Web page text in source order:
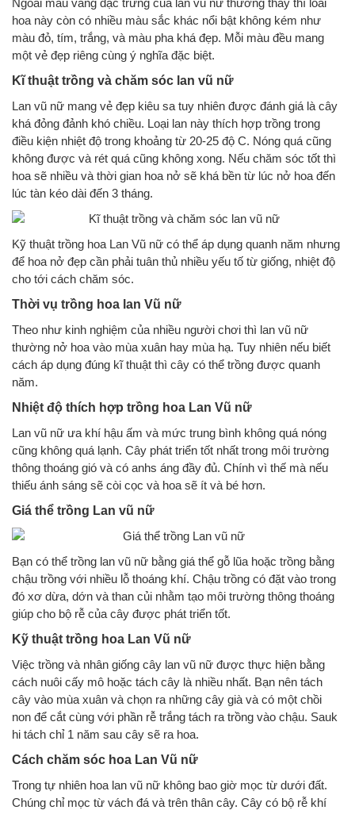
hoa này còn có nhiều màu sắc khác nổi bật không kém như
màu đỏ, tím, trắng, và màu pha khá đẹp. Mỗi màu đều mang
một vẻ đẹp riêng cùng ý nghĩa đặc biệt.
Kĩ thuật trồng và chăm sóc lan vũ nữ
Lan vũ nữ mang vẻ đẹp kiêu sa tuy nhiên được đánh giá là cây
khá đỏng đảnh khó chiều. Loại lan này thích hợp trồng trong
điều kiện nhiệt độ trong khoảng từ 20-25 độ C. Nóng quá cũng
không được và rét quá cũng không xong. Nếu chăm sóc tốt thì
hoa sẽ nhiều và thời gian hoa nở sẽ khá bền từ lúc nở hoa đến
lúc tàn kéo dài đến 3 tháng.
Kỹ thuật trồng hoa Lan Vũ nữ có thể áp dụng quanh năm nhưng
để hoa nở đẹp cần phải tuân thủ nhiều yếu tố từ giống, nhiệt độ
cho tới cách chăm sóc.
Thời vụ trồng hoa lan Vũ nữ
Theo như kinh nghiệm của nhiều người chơi thì lan vũ nữ
thường nở hoa vào mùa xuân hay mùa hạ. Tuy nhiên nếu biết
cách áp dụng đúng kĩ thuật thì cây có thể trồng được quanh
năm.
Nhiệt độ thích hợp trồng hoa Lan Vũ nữ
Lan vũ nữ ưa khí hậu ấm và mức trung bình không quá nóng
cũng không quá lạnh. Cây phát triển tốt nhất trong môi trường
thông thoáng gió và có anhs áng đầy đủ. Chính vì thế mà nếu
thiếu ánh sáng sẽ còi cọc và hoa sẽ ít và bé hơn.
Giá thể trồng Lan vũ nữ
Bạn có thể trồng lan vũ nữ bằng giá thể gỗ lũa hoặc trồng bằng
chậu trồng với nhiều lỗ thoáng khí. Chậu trồng có đặt vào trong
đó xơ dừa, dớn và than củi nhằm tạo môi trường thông thoáng
giúp cho bộ rễ của cây được phát triển tốt.
Kỹ thuật trồng hoa Lan Vũ nữ
Việc trồng và nhân giống cây lan vũ nữ được thực hiện bằng
cách nuôi cấy mô hoặc tách cây là nhiều nhất. Bạn nên tách
cây vào mùa xuân và chọn ra những cây già và có một chồi
non để cắt cùng với phần rễ trắng tách ra trồng vào chậu. Sauk
hi tách chỉ 1 năm sau cây sẽ ra hoa.
Cách chăm sóc hoa Lan Vũ nữ
Trong tự nhiên hoa lan vũ nữ không bao giờ mọc từ dưới đất.
Chúng chỉ mọc từ vách đá và trên thân cây. Cây có bộ rễ khí